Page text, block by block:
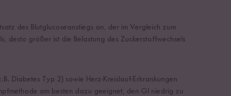
des Blutglucoseanstiegs an, der im Vergleich zum
desto größer ist die Belastung des Zuckerstoffwechsels
Diabetes Typ 2) sowie Herz-Kreislauf-Erkrankungen
am besten dazu geeignet, den GI niedrig zu